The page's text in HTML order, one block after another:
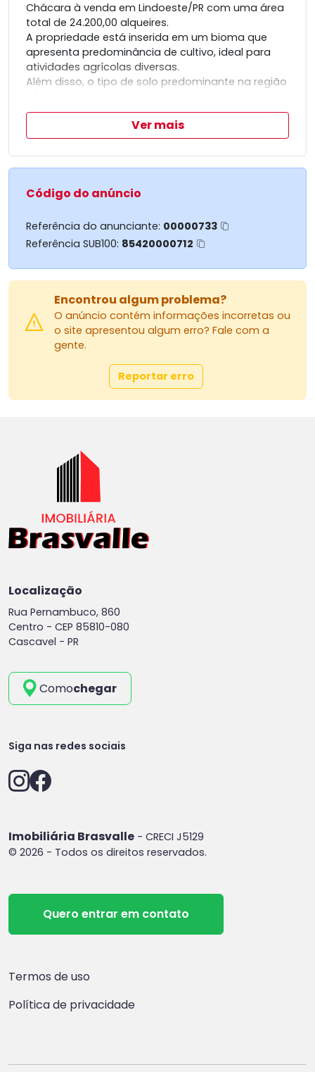
Chácara à venda em Lindoeste/PR com uma área
total de 24.200,00 alqueires.
A propriedade está inserida em um bioma que
apresenta predominância de cultivo, ideal para
atividades agrícolas diversas.
Além disso, o tipo de solo predominante na região
desenvolvimento de culturas.
Essa chácara é uma excelente oportunidade para
quem busca investir em terras com potencial
produtivo.
Entre em contato para mais informações e
agende uma visita para conhecer pessoalmente
essa propriedade.
Ver mais
Código do anúncio
Referência do anunciante: 00000733
Referência SUB100: 85420000712
Encontrou algum problema?
O anúncio contém informações incorretas ou
o site apresentou algum erro? Fale com a
gente.
Reportar erro
Localização
Rua Pernambuco, 860
Centro - CEP 85810-080
Cascavel - PR
Comochegar
Siga nas redes sociais
Imobiliária Brasvalle - CRECI J5129
© 2026 - Todos os direitos reservados.
Quero entrar em contato
Termos de uso
Política de privacidade